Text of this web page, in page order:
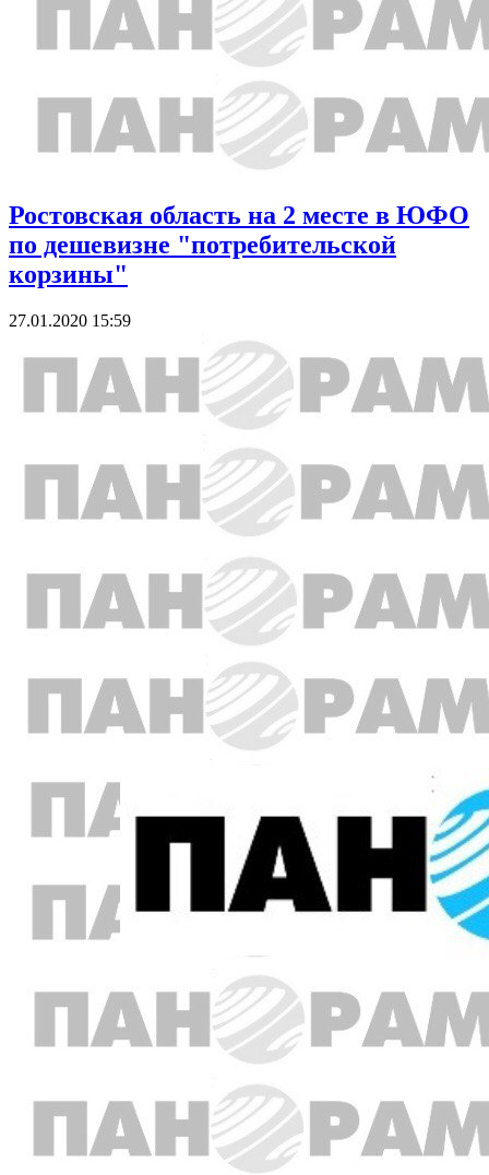
Ростовская область на 2 месте в ЮФО
по дешевизне "потребительской
корзины"
27.01.2020 15:59